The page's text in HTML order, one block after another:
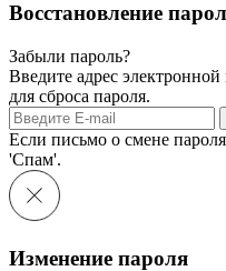
Восстановление
Забыли пароль?
Введите адрес
для сброса пароля.
Если письмо о смене
'Спам'.
Изменение пароля